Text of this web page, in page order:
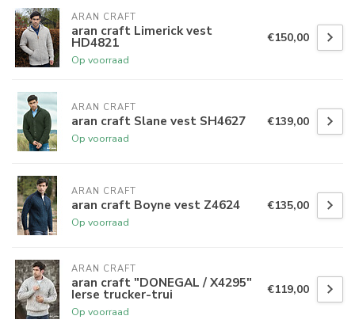
ARAN CRAFT
aran craft Limerick vest
HD4821
Op voorraad
€150,00
ARAN CRAFT
aran craft Slane vest SH4627
Op voorraad
€139,00
ARAN CRAFT
aran craft Boyne vest Z4624
Op voorraad
€135,00
ARAN CRAFT
aran craft "DONEGAL / X4295"
Ierse trucker-trui
Op voorraad
€119,00